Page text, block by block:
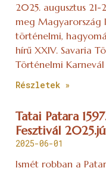
2025. augusztus
meg Magyarország
történelmi,
hírű XXIV. Savaria
Történelmi Karnevál
Részletek »
Tatai Patara
Fesztivál
2025-06-01
Ismét robban a